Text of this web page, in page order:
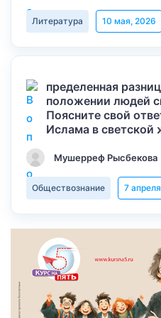
Литература 10 мая, 2026
пределенная
положении людей
Поясните свой
Ислама в светской
Мушерреф Рысбекова
Обществознание 7